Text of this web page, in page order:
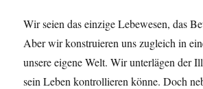
Wir seien das einzige Lebewesen, das
Aber wir konstruieren uns zugleich in
unsere eigene Welt. Wir unterlägen der
sein Leben kontrollieren könne. Doch